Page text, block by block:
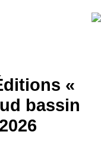
«
bassin